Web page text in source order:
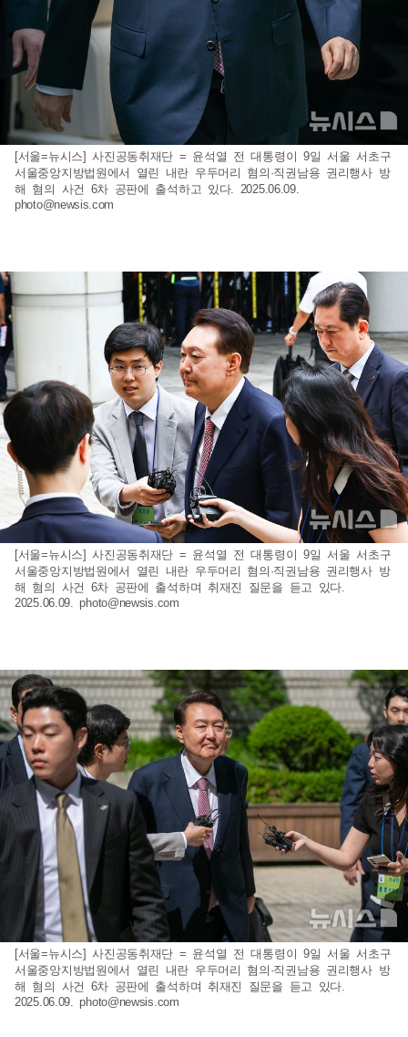
[서울=뉴시스] 사진공동취재단 = 윤석열 전 대통령이 9일 서울 서초구
서울중앙지방법원에서 열린 내란 우두머리 혐의·직권남용 권리행사 방
해 혐의 사건 6차 공판에 출석하고 있다. 2025.06.09.
photo@newsis.com
[서울=뉴시스] 사진공동취재단 = 윤석열 전 대통령이 9일 서울 서초구
서울중앙지방법원에서 열린 내란 우두머리 혐의·직권남용 권리행사 방
해 혐의 사건 6차 공판에 출석하며 취재진 질문을 듣고 있다.
2025.06.09.photo@newsis.com
[서울=뉴시스] 사진공동취재단 = 윤석열 전 대통령이 9일 서울 서초구
서울중앙지방법원에서 열린 내란 우두머리 혐의·직권남용 권리행사 방
해 혐의 사건 6차 공판에 출석하며 취재진 질문을 듣고 있다.
2025.06.09.photo@newsis.com